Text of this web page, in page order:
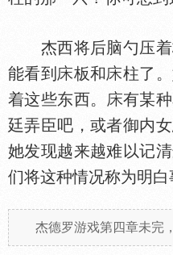
杰西将后脑勺压着
能看到
板和
柱了
着这些东西。
有某
廷弄臣吧，或者御内
她发现越来越难以记
们将这种情况称为明
杰德罗游戏第四章未完